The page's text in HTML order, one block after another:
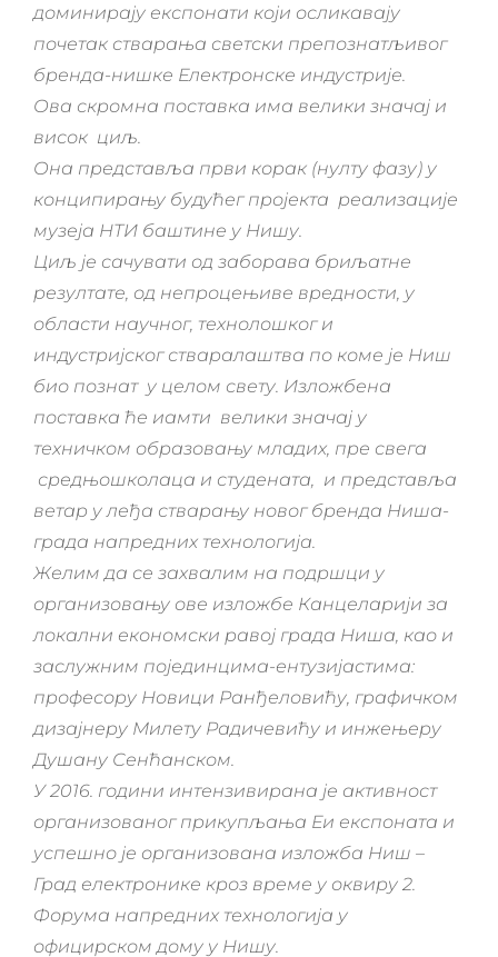
доминирају експонати који осликавају
почетак стварања светски препознатљивог
бренда-нишке Електронске индустрије.
Ова скромна поставка има велики значај и
висок циљ.
Она представља први корак (нулту фазу) у
конципирању будућег пројекта реализације
музеја НТИ баштине у Нишу.
Циљ је сачувати од заборава бриљатне
резултате, од непроцењиве вредности, у
области научног, технолошког и
индустријског стваралаштва по коме је Ниш
био познат у целом свету. Изложбена
поставка ће иамти велики значај у
техничком образовању младих, пре свега
средњошколаца и студената, и представља
ветар у леђа стварању новог бренда Ниша-
града напредних технологија.
Желим да се захвалим на подршци у
организовању ове изложбе Канцеларији за
локални економски равој града Ниша, као и
заслужним појединцима-ентузијастима:
професору Новици Ранђеловићу, графичком
дизајнеру Милету Радичевићу и инжењеру
Душану Сенћанском.
У 2016. години интензивирана је активност
организованог прикупљања Еи експоната и
успешно је организована изложба Ниш –
Град електронике кроз време у оквиру 2.
Форума напредних технологија у
официрском дому у Нишу.